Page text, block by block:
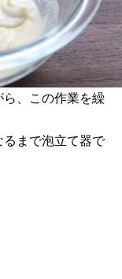
、この作業を繰
まで泡立て器で